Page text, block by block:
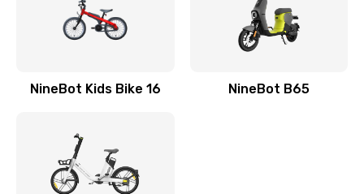
NineBot Kids Bike 16 NineBot B65